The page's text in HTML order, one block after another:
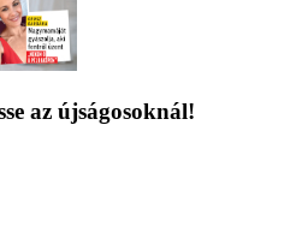
az újságosoknál!